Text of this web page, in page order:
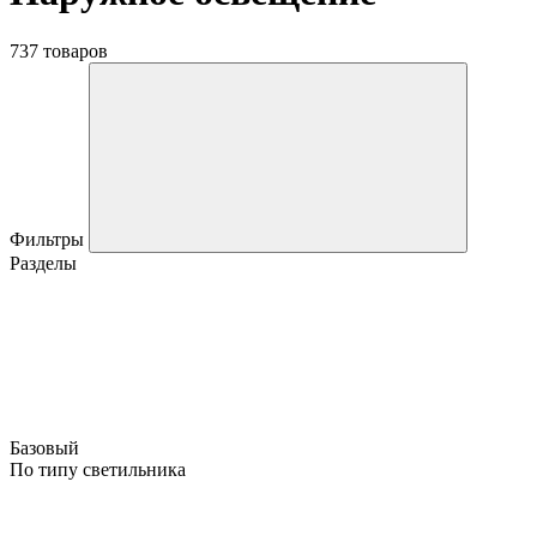
737 товаров
Фильтры
Разделы
Базовый
По типу светильника